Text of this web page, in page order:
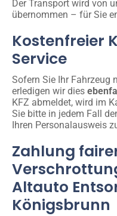
Der Transport wird von
übernommen – für Sie
Kostenfreier
Service
Sofern Sie Ihr Fahrzeug
erledigen wir dies
KFZ abmeldet, wird im
Sie bitte in jedem Fall
Ihren Personalausweis
Zahlung
Altauto
Königsbrunn